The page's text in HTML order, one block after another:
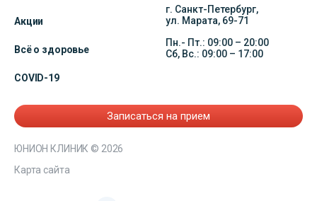
Акции
Всё о здоровье
COVID-19
г. Санкт-Петербург,
ул. Марата, 69-71
Пн.- Пт.: 09:00 – 20:00
Сб, Вс.: 09:00 – 17:00
Записаться на прием
ЮНИОН КЛИНИК © 2026
Карта сайта